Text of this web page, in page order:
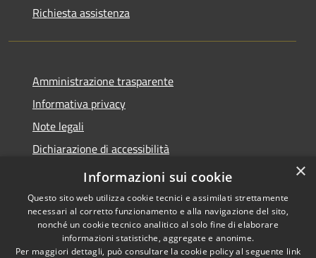
Richiesta assistenza
Amministrazione trasparente
Informativa privacy
Note legali
Dichiarazione di accessibilità
Feedback accessibilità
Copyright © 2026 • Città di
×
Informazioni sui cookie
Questo sito web utilizza cookie tecnici e assimilati strettamente
necessari al corretto funzionamento e alla navigazione del sito,
nonché un cookie tecnico analitico al solo fine di elaborare
informazioni statistiche, aggregate e anonime.
Per maggiori dettagli, può consultare la cookie policy al seguente link